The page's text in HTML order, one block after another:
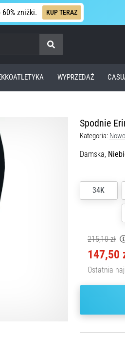
zniżki. KUP TERAZ
Szukaj
WYPRZEDAŻ
Spodnie
Kategoria:
Damska,
34K
215,10 zł
147,50
Ostatnia